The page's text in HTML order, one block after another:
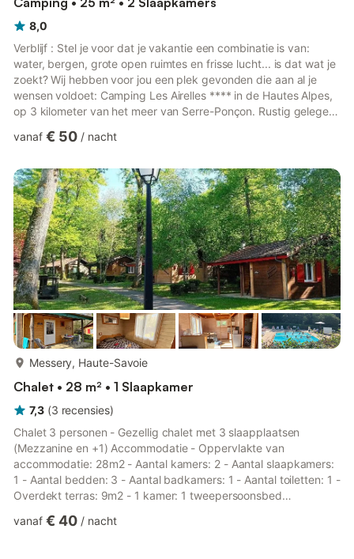
8,0
Verblijf : Stel je voor dat je vakantie een combinatie is van:
water, bergen, grote open ruimtes en frisse lucht... is dat wat je
zoekt? Wij hebben voor jou een plek gevonden die aan al je
wensen voldoet: Camping Les Airelles **** in de Hautes Alpes,
op 3 kilometer van het meer van Serre-Ponçon. Rustig gelegen
voor je vakantie midden in de natuur in de Hautes Alpes. De
bos van Mazelière, al zit je in een wip op een terras in een
gezellige plaats. De camping is een war...
vanaf € 50 / nacht
Messery, Haute-Savoie
Chalet • 28 m² • 1 Slaapkamer
7,3 (3 recensies)
Chalet 3 personen - Gezellig chalet met 3 slaapplaatsen
(Mezzanine en +1) Accommodatie - Oppervlakte van
accommodatie: 28m2 - Aantal kamers: 2 - Aantal slaapkamers:
1 - Aantal bedden: 3 - Aantal badkamers: 1 - Aantal toiletten: 1 -
Overdekt terras: 9m2 - 1 kamer: 1 tweepersoonsbed
woonkamer: 1 slaapbank 190x120cm - Rookvrije
vanaf € 40 / nacht